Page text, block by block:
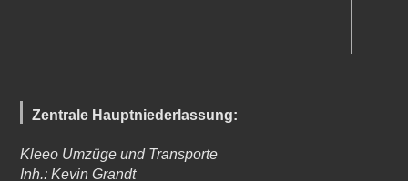
Zentrale Hauptniederlassung:
Kleeo Umzüge und Transporte
Inh.: Kevin Grandt